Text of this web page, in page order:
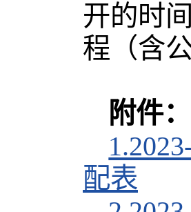
开的时
程（含
附件：
配表